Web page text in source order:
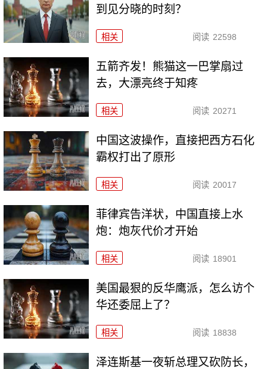
到见分晓的时刻？
相关 阅读 22598
五箭齐发！熊猫这一巴掌扇过
去，大漂亮终于知疼
相关 阅读 20271
中国这波操作，直接把西方石化
霸权打出了原形
相关 阅读 20017
菲律宾告洋状，中国直接上水
炮：炮灰代价才开始
相关 阅读 18901
美国最狠的反华鹰派，怎么访个
华还委屈上了？
相关 阅读 18838
泽连斯基一夜斩总理又砍防长，